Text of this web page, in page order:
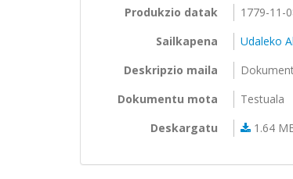
Produkzio datak
1779-11-
Sailkapena
Udaleko
Deskripzio maila
Dokumentu mota
Testuala
Deskargatu
1.64